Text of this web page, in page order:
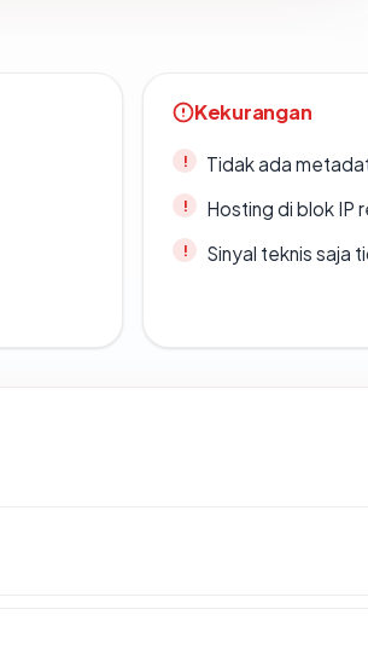
Kekurangan
Tidak ada
Hosting di blok IP
Sinyal teknis saja